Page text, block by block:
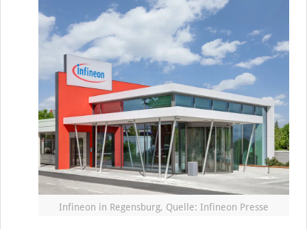
Infineon in Regensburg, Quelle: Infineon Presse